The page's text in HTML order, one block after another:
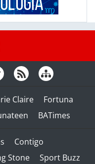
Claire
Fortuna
BATimes
Contigo
Stone
Sport Buzz